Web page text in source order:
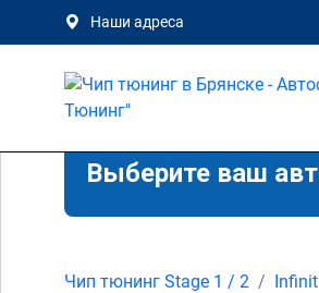
Наши адреса
Выберите ваш
Чип тюнинг Stage 1 / 2